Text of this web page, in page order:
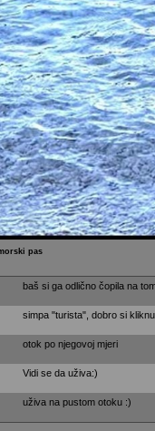
pas
baš si ga odlično čopila na
simpa "turista", dobro si
otok po njegovoj mjeri
Vidi se da uživa:)
uživa na pustom otoku :)